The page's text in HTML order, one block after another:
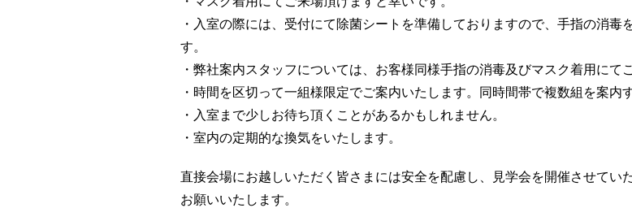
・入室の際には、受付にて除菌シートを準備しておりますので、手指の消毒
す。
・弊社案内スタッフについては、お客様同様手指の消毒及びマスク着用にて
・時間を区切って一組様限定でご案内いたします。同時間帯で複数組を案内
・入室まで少しお待ち頂くことがあるかもしれません。
・室内の定期的な換気をいたします。
直接会場にお越しいただく皆さまには安全を配慮し、見学会を開催させてい
お願いいたします。